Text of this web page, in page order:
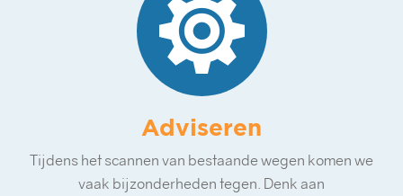
Adviseren
Tijdens het scannen van bestaande wegen komen we
vaak bijzonderheden tegen. Denk aan